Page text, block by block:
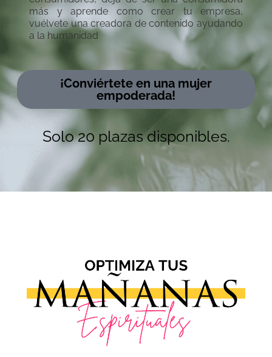
más y aprende como crear tu empresa,
vuélvete una creadora de contenido ayudando
a la humanidad
¡Conviértete en una mujer
empoderada!
Solo 20 plazas disponibles.